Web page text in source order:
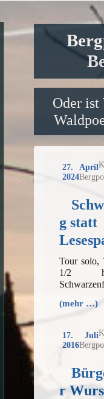
Oder ist
27. April
2024
g statt
Tour
1/2 h,
(mehr …)
17. Juli
2016
r